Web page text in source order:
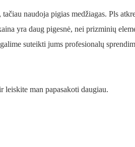
naudoja pigias medžiagas. Pls
yra daug pigesnė, nei prizminių
suteikti jums profesionalų
leiskite man papasakoti daugiau.